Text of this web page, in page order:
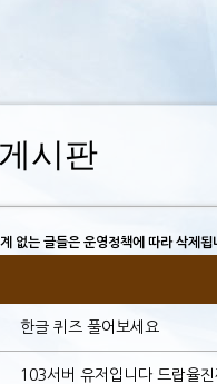
시판
없는 글들은 운영정책에 따라 삭제됩
한글 퀴즈 풀어보세요
103서버 유저입니다 드랍율